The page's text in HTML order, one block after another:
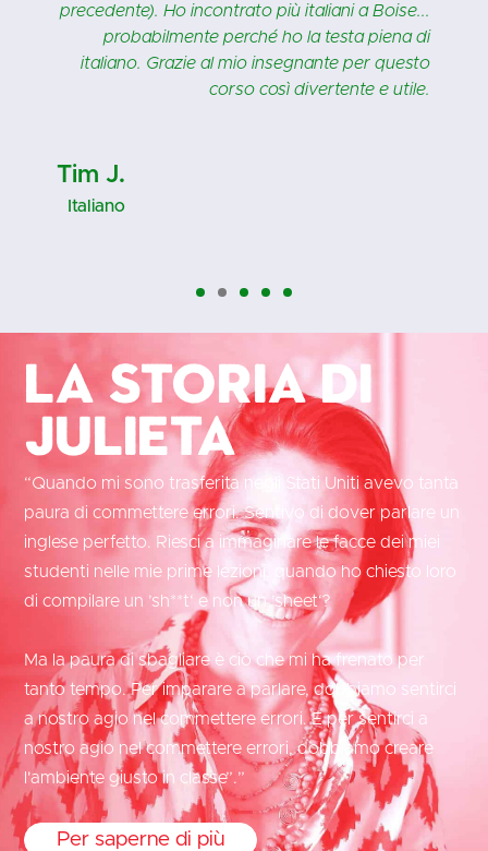
precedente). Ho incontrato più italiani a Boise...
probabilmente perché ho la testa piena di
italiano. Grazie al mio insegnante per questo
corso così divertente e utile.
Tim J.
Italiano
La storia di
Julieta
“Quando mi sono trasferita negli Stati Uniti avevo tanta
paura di commettere errori. Sentivo di dover parlare un
inglese perfetto. Riesci a immaginare le facce dei miei
studenti nelle mie prime lezioni, quando ho chiesto loro
di compilare un ’sh**t‘ e non un ’sheet‘?
Ma la paura di sbagliare è ciò che mi ha frenato per
tanto tempo. Per imparare a parlare, dobbiamo sentirci
a nostro agio nel commettere errori. E per sentirci a
nostro agio nel commettere errori, dobbiamo creare
l'ambiente giusto in classe”.”
Per saperne di più